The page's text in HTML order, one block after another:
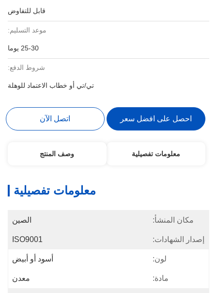
قابل للتفاوض
موعد التسليم:
25-30 يوما
شروط الدفع:
تي/تي أو خطاب الاعتماد للوهلة
احصل على افضل سعر اتصل الآن
معلومات تفصيلية وصف المنتج
معلومات تفصيلية
مكان المنشأ: الصين
إصدار الشهادات: ISO9001
لون: أسود أو أبيض
مادة: معدن